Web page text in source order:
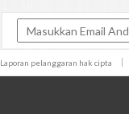
Laporan pelanggaran hak cipta